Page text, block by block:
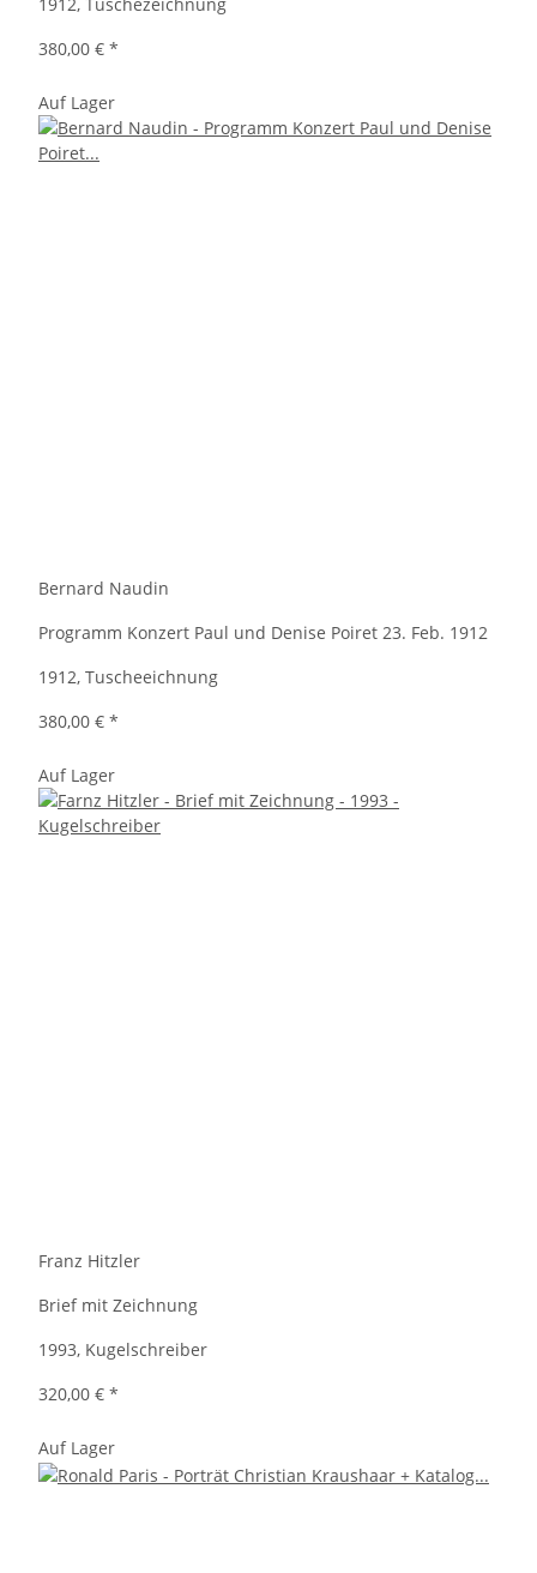
380,00 € *
Auf Lager
Bernard Naudin
Programm Konzert Paul und Denise Poiret 23. Feb. 1912
1912, Tuscheeichnung
380,00 € *
Auf Lager
Franz Hitzler
Brief mit Zeichnung
1993, Kugelschreiber
320,00 € *
Auf Lager